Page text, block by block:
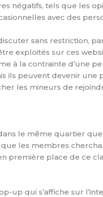
négatifs, tels que les
avec des
sans restriction,
exploités sur ces
à la contrainte d’une
ils peuvent devenir
les mineurs de
le même quartier
les membres
première place de ce
up qui s’affiche sur